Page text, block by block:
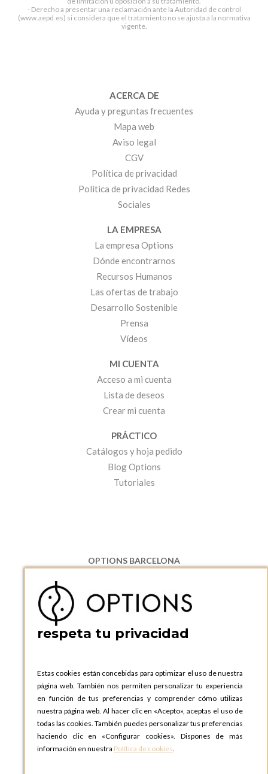
- Derecho a presentar una reclamación ante la Autoridad de control
(www.aepd.es) si considera que el tratamiento no se ajusta a la normativa
vigente.
ACERCA DE
Ayuda y preguntas frecuentes
Mapa web
Aviso legal
CGV
Política de privacidad
Política de privacidad Redes
Sociales
LA EMPRESA
La empresa Options
Dónde encontrarnos
Recursos Humanos
Las ofertas de trabajo
Desarrollo Sostenible
Prensa
Vídeos
MI CUENTA
Acceso a mi cuenta
Lista de deseos
Crear mi cuenta
PRÁCTICO
Catálogos y hoja pedido
Blog Options
Tutoriales
OPTIONS BARCELONA
08130 Santa Perpetua de Moguda, Barcelona
ESPAñA
Teléfono:
+34 935 724 041
OPTIONS BARCELONA SHOWROOM
ESPAñA
Teléfono:+34 935 724 041
OPTIONS MADRID
C. Lucio Emilio Cándido, 6,
28803 Alcalá de Henares, Madrid
ESPAñA
respeta tu privacidad
Estas cookies están concebidas para optimizar el uso de nuestra
página web. También nos permiten personalizar tu experiencia
en función de tus preferencias y comprender cómo utilizas
nuestra página web. Al hacer clic en «Acepto», aceptas el uso de
todas las cookies. También puedes personalizar tus preferencias
haciendo clic en «Configurar cookies». Dispones de más
información en nuestra Política de cookies.